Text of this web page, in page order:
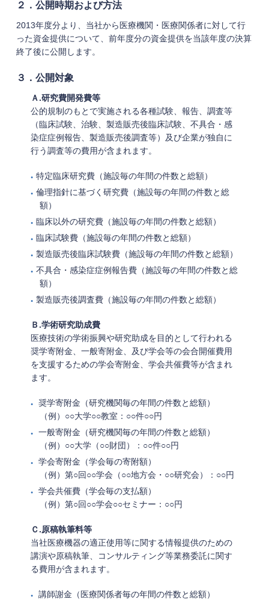
２．公開時期および方法
2013年度分より、当社から医療機関・医療関係者に対して行
った資金提供について、前年度分の資金提供を当該年度の決算
終了後に公開します。
３．公開対象
Ａ.研究費開発費等
公的規制のもとで実施される各種試験、報告、調査等
（臨床試験、治験、製造販売後臨床試験、不具合・感
染症症例報告、製造販売後調査等）及び企業が独自に
行う調査等の費用が含まれます。
特定臨床研究費（施設毎の年間の件数と総額）
倫理指針に基づく研究費（施設毎の年間の件数と総
額）
臨床以外の研究費（施設毎の年間の件数と総額）
臨床試験費（施設毎の年間の件数と総額）
製造販売後臨床試験費（施設毎の年間の件数と総額）
不具合・感染症症例報告費（施設毎の年間の件数と総
額）
製造販売後調査費（施設毎の年間の件数と総額）
Ｂ.学術研究助成費
医療技術の学術振興や研究助成を目的として行われる
奨学寄附金、一般寄附金、及び学会等の会合開催費用
を支援するための学会寄附金、学会共催費等が含まれ
ます。
奨学寄附金（研究機関毎の年間の件数と総額）
（例）○○大学○○教室：○○件○○円
一般寄附金（研究機関毎の年間の件数と総額）
（例）○○大学（○○財団）：○○件○○円
学会寄附金（学会毎の寄附額）
（例）第○回○○学会（○○地方会・○○研究会）：○○円
学会共催費（学会毎の支払額）
（例）第○回○○学会○○セミナー：○○円
Ｃ.原稿執筆料等
当社医療機器の適正使用等に関する情報提供のための
講演や原稿執筆、コンサルティング等業務委託に関す
る費用が含まれます。
講師謝金（医療関係者毎の年間の件数と総額）